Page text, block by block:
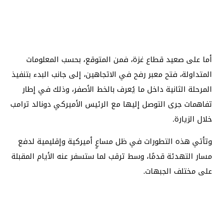
أما على صعيد قطاع غزة، فمن المتوقع، بحسب المعلومات
المتداولة، فتح معبر رفح في الاتجاهين، إلى جانب البدء بتنفيذ
المرحلة الثانية داخل ما يُعرف بالخط الأصفر، وذلك في إطار
تفاهمات جرى التوصل إليها مع الرئيس الأميركي دونالد ترامب
خلال الزيارة.
وتأتي هذه التطورات في ظل مساعٍ أميركية وإقليمية لدفع
مسار التهدئة قدمًا، وسط ترقب لما ستسفر عنه الأيام المقبلة
على مختلف الجبهات.